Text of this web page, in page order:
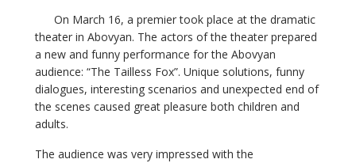
On March 16, a premier took place at the dramatic
theater in Abovyan. The actors of the theater prepared
a new and funny performance for the Abovyan
audience: “The Tailless Fox”. Unique solutions, funny
dialogues, interesting scenarios and unexpected end of
the scenes caused great pleasure both children and
adults.
The audience was very impressed with the